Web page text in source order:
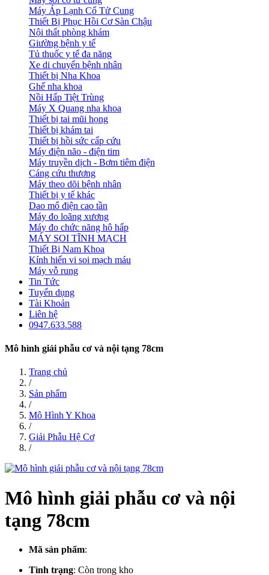
Máy Áp Lạnh Cổ Tử Cung
Thiết Bị Phục Hồi Cơ Sàn Chậu
Nội thất phòng khám
Giường bệnh y tế
Tủ thuốc y tế đa năng
Xe di chuyển bệnh nhân
Thiết bị Nha Khoa
Ghế nha khoa
Nồi Hấp Tiệt Trùng
Máy X Quang nha khoa
Thiết bị tai mũi họng
Thiết bị khám tai
Thiết bị hồi sức cấp cứu
Máy điện não - điện tim
Máy truyền dịch - Bơm tiêm điện
Cáng cứu thương
Máy theo dõi bệnh nhân
Thiết bị y tế khác
Dao mổ điện cao tần
Máy đo loãng xương
Máy đo chức năng hô hấp
MÁY SOI TĨNH MẠCH
Thiết Bị Nam Khoa
Kính hiển vi soi mạch máu
Máy vỗ rung
Tin Tức
Tuyển dụng
Tài Khoản
Liên hệ
0947.633.588
Mô hình giải phẫu cơ và nội tạng 78cm
Trang chủ
/
Sản phẩm
/
Mô Hình Y Khoa
/
Giải Phẫu Hệ Cơ
/
Mô hình giải phẫu cơ và nội
tạng 78cm
Mã sản phẩm:
Tình trạng: Còn trong kho